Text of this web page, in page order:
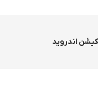
اندروید